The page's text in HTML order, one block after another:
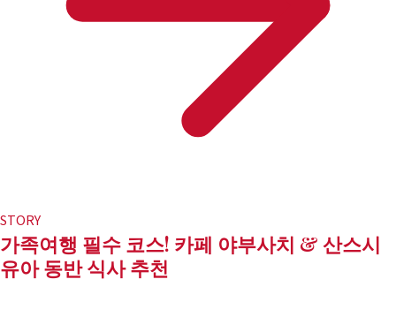
STORY
가족여행 필수 코스! 카페 야부사치 & 산스시
유아 동반 식사 추천